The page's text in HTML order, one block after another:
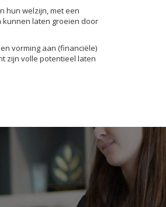
hun welzijn, met een
laten groeien door
vorming aan (financiële)
zijn volle potentieel laten